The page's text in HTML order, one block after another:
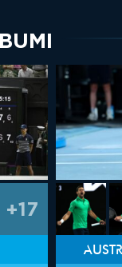
+17